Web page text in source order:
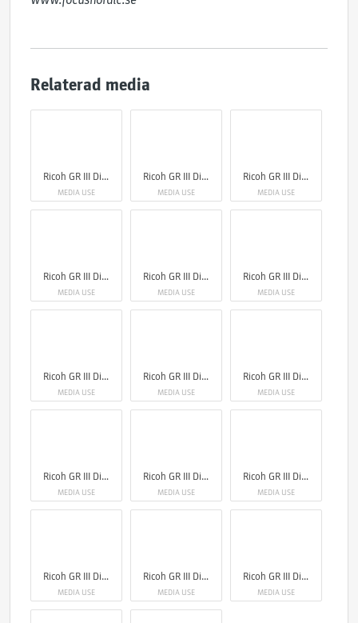
Relaterad media
Ricoh GR III Diary Edition
MEDIA USE
Ricoh GR III Diary Edition
MEDIA USE
Ricoh GR III Diary Edition
MEDIA USE
Ricoh GR III Diary Edition
MEDIA USE
Ricoh GR III Diary Edition
MEDIA USE
Ricoh GR III Diary Edition
MEDIA USE
Ricoh GR III Diary Edition
MEDIA USE
Ricoh GR III Diary Edition
MEDIA USE
Ricoh GR III Diary Edition
MEDIA USE
Ricoh GR III Diary Edition
MEDIA USE
Ricoh GR III Diary Edition
MEDIA USE
Ricoh GR III Diary Edition
MEDIA USE
Ricoh GR III Diary Edition
MEDIA USE
Ricoh GR III Diary Edition
MEDIA USE
Ricoh GR III Diary Edition
MEDIA USE